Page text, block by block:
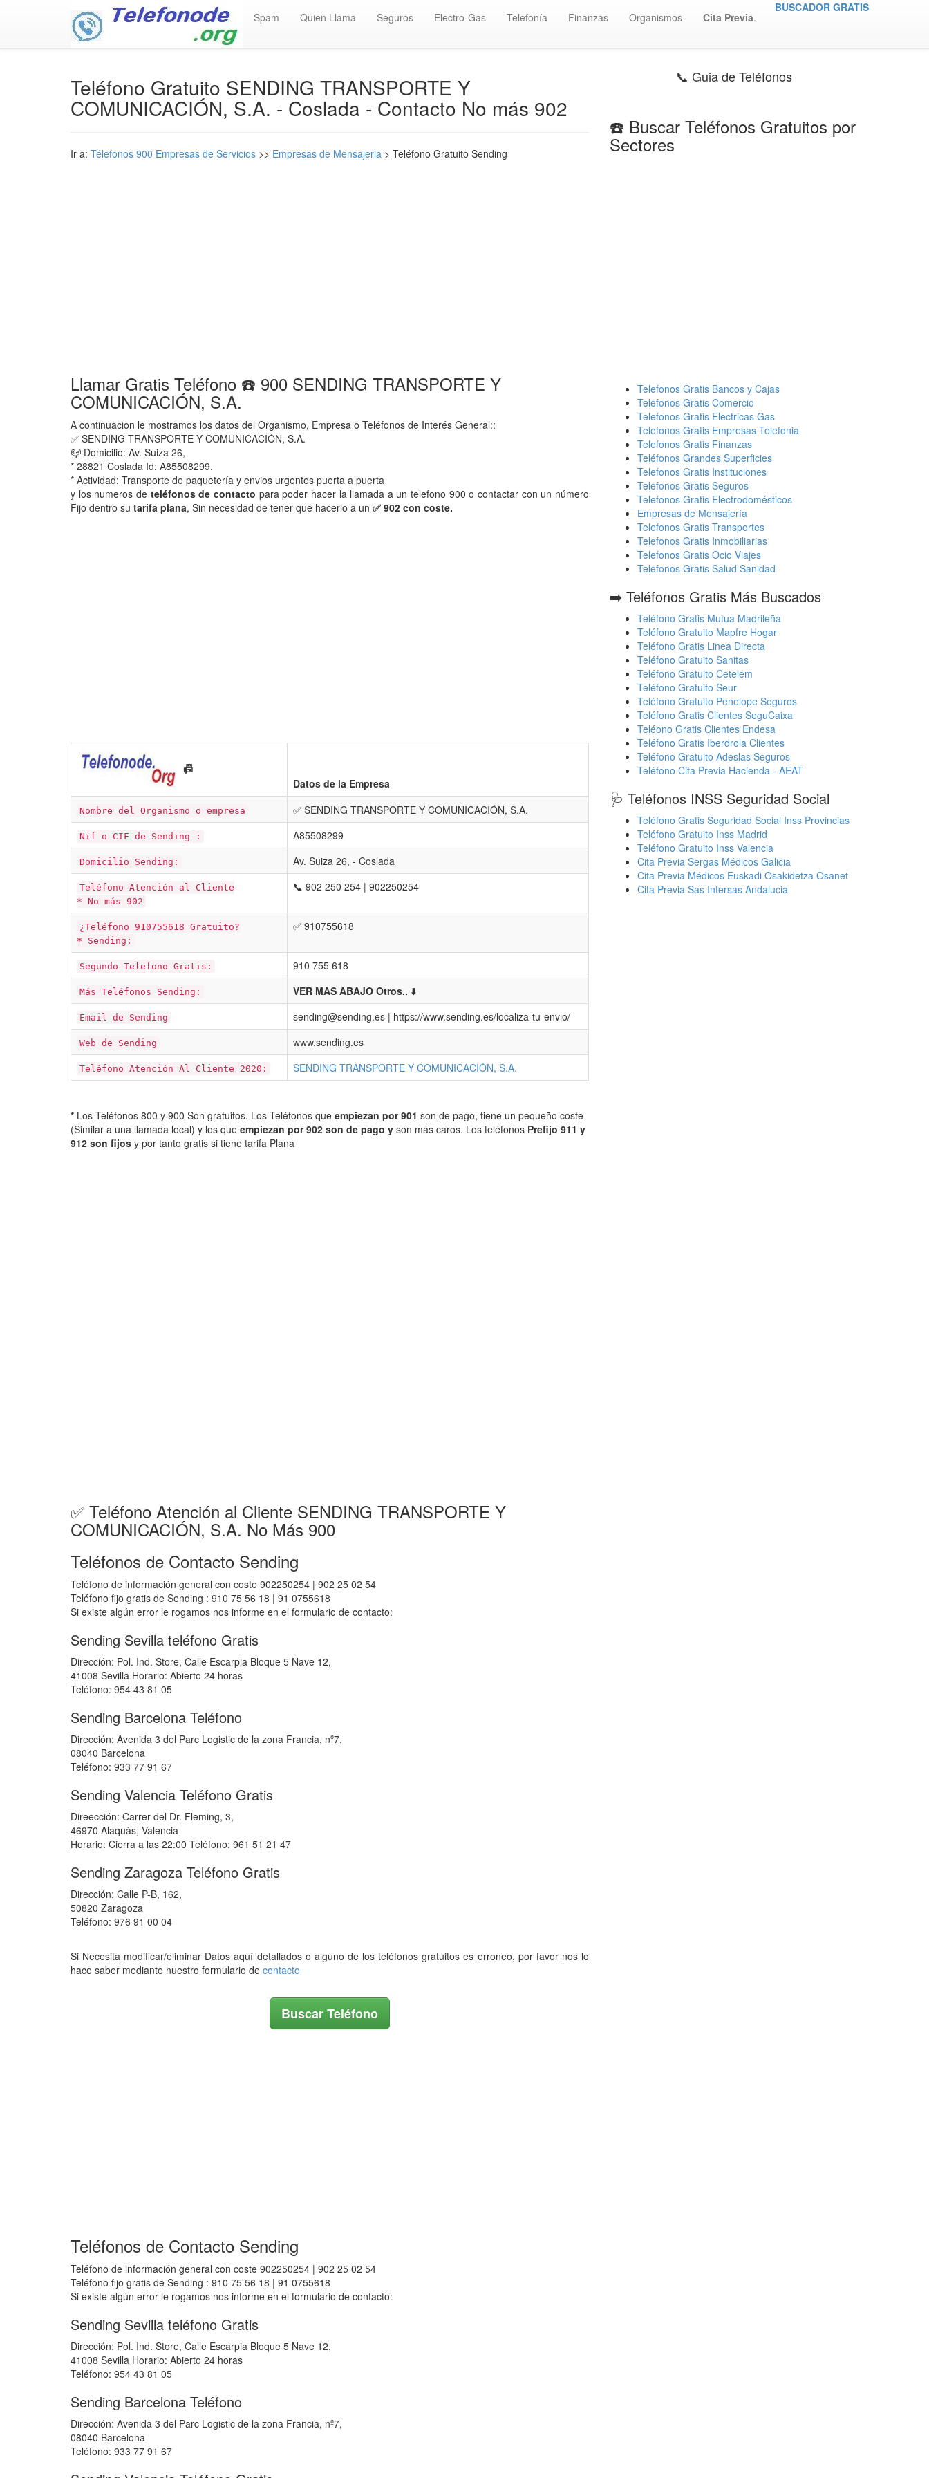
Spam Quien Llama Seguros Electro-Gas Telefonía Finanzas Organismos Cita Previa.
BUSCADOR GRATIS
Teléfono Gratuito SENDING TRANSPORTE Y
COMUNICACIÓN, S.A. - Coslada - Contacto No más 902
Ir a: Télefonos 900 Empresas de Servicios >> Empresas de Mensajeria > Teléfono Gratuito Sending
Llamar Gratis Teléfono ☎️ 900 SENDING TRANSPORTE Y
COMUNICACIÓN, S.A.
A continuacion le mostramos los datos del Organismo, Empresa o Teléfonos de Interés General::
✅ SENDING TRANSPORTE Y COMUNICACIÓN, S.A.
📪 Domicilio: Av. Suiza 26,
* 28821 Coslada Id: A85508299.
* Actividad: Transporte de paquetería y envios urgentes puerta a puerta
y los numeros de teléfonos de contacto para poder hacer la llamada a un telefono 900 o contactar con un número
Fijo dentro su tarifa plana, Sin necesidad de tener que hacerlo a un ✅ 902 con coste.
📠
Datos de la Empresa
Nombre del Organismo o empresa ✅ SENDING TRANSPORTE Y COMUNICACIÓN, S.A.
Nif o CIF de Sending : A85508299
Domicilio Sending: Av. Suiza 26, - Coslada
Teléfono Atención al Cliente
* No más 902
📞 902 250 254 | 902250254
¿Teléfono 910755618 Gratuito?
* Sending:
✅ 910755618
Segundo Telefono Gratis: 910 755 618
Más Teléfonos Sending: VER MAS ABAJO Otros.. ⬇️
Email de Sending sending@sending.es | https://www.sending.es/localiza-tu-envio/
Web de Sending www.sending.es
Teléfono Atención Al Cliente 2020: SENDING TRANSPORTE Y COMUNICACIÓN, S.A.
* Los Teléfonos 800 y 900 Son gratuitos. Los Teléfonos que empiezan por 901 son de pago, tiene un pequeño coste
(Similar a una llamada local) y los que empiezan por 902 son de pago y son más caros. Los teléfonos Prefijo 911 y
912 son fijos y por tanto gratis si tiene tarifa Plana
✅ Teléfono Atención al Cliente SENDING TRANSPORTE Y
COMUNICACIÓN, S.A. No Más 900
Teléfonos de Contacto Sending
Teléfono de información general con coste 902250254 | 902 25 02 54
Teléfono fijo gratis de Sending : 910 75 56 18 | 91 0755618
Si existe algún error le rogamos nos informe en el formulario de contacto:
Sending Sevilla teléfono Gratis
Dirección: Pol. Ind. Store, Calle Escarpia Bloque 5 Nave 12,
41008 Sevilla Horario: Abierto 24 horas
Teléfono: 954 43 81 05
Sending Barcelona Teléfono
Dirección: Avenida 3 del Parc Logistic de la zona Francia, nº7,
08040 Barcelona
Teléfono: 933 77 91 67
Sending Valencia Teléfono Gratis
Direección: Carrer del Dr. Fleming, 3,
46970 Alaquàs, Valencia
Horario: Cierra a las 22:00 Teléfono: 961 51 21 47
Sending Zaragoza Teléfono Gratis
Dirección: Calle P-B, 162,
50820 Zaragoza
Teléfono: 976 91 00 04
Si Necesita modificar/eliminar Datos aquí detallados o alguno de los teléfonos gratuitos es erroneo, por favor nos lo
hace saber mediante nuestro formulario de contacto
Buscar Teléfono
Teléfonos de Contacto Sending
Teléfono de información general con coste 902250254 | 902 25 02 54
Teléfono fijo gratis de Sending : 910 75 56 18 | 91 0755618
Si existe algún error le rogamos nos informe en el formulario de contacto:
Sending Sevilla teléfono Gratis
Dirección: Pol. Ind. Store, Calle Escarpia Bloque 5 Nave 12,
41008 Sevilla Horario: Abierto 24 horas
Teléfono: 954 43 81 05
Sending Barcelona Teléfono
Dirección: Avenida 3 del Parc Logistic de la zona Francia, nº7,
08040 Barcelona
Teléfono: 933 77 91 67
📞 Guia de Teléfonos
☎️ Buscar Teléfonos Gratuitos por
Sectores
Telefonos Gratis Bancos y Cajas
Telefonos Gratis Comercio
Telefonos Gratis Electricas Gas
Telefonos Gratis Empresas Telefonia
Telefonos Gratis Finanzas
Teléfonos Grandes Superficies
Telefonos Gratis Instituciones
Telefonos Gratis Seguros
Telefonos Gratis Electrodomésticos
Empresas de Mensajería
Telefonos Gratis Transportes
Telefonos Gratis Inmobiliarias
Telefonos Gratis Ocio Viajes
Telefonos Gratis Salud Sanidad
➡️ Teléfonos Gratis Más Buscados
Teléfono Gratis Mutua Madrileña
Teléfono Gratuito Mapfre Hogar
Teléfono Gratis Linea Directa
Teléfono Gratuito Sanitas
Teléfono Gratuito Cetelem
Teléfono Gratuito Seur
Teléfono Gratuito Penelope Seguros
Teléfono Gratis Clientes SeguCaixa
Teléono Gratis Clientes Endesa
Teléfono Gratis Iberdrola Clientes
Teléfono Gratuito Adeslas Seguros
Teléfono Cita Previa Hacienda - AEAT
🩺 Teléfonos INSS Seguridad Social
Teléfono Gratis Seguridad Social Inss Provincias
Teléfono Gratuito Inss Madrid
Teléfono Gratuito Inss Valencia
Cita Previa Sergas Médicos Galicia
Cita Previa Médicos Euskadi Osakidetza Osanet
Cita Previa Sas Intersas Andalucia